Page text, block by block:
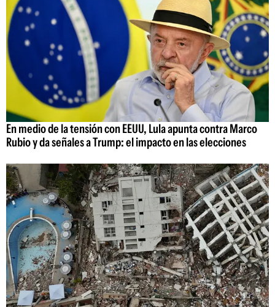
En medio de la tensión con EEUU, Lula apunta contra Marco
Rubio y da señales a Trump: el impacto en las elecciones